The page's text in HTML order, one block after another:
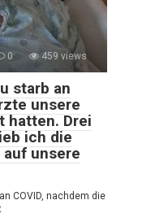
0 459 views
starb an
unsere
hatten. Drei
ich die
unsere
COVID, nachdem die